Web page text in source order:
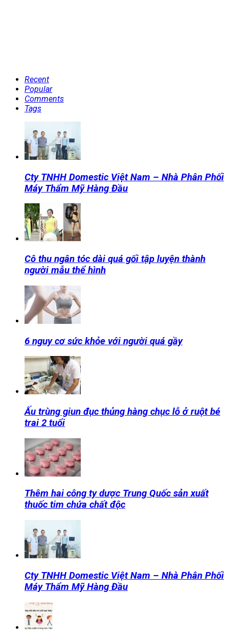
Recent
Popular
Comments
Tags
Cty TNHH Domestic Việt Nam – Nhà Phân Phối
Máy Thẩm Mỹ Hàng Đầu
Cô thu ngân tóc dài quá gối tập luyện thành
người mẫu thể hình
6 nguy cơ sức khỏe với người quá gầy
Ấu trùng giun đục thủng hàng chục lỗ ở ruột bé
trai 2 tuổi
Thêm hai công ty dược Trung Quốc sản xuất
thuốc tim chứa chất độc
Cty TNHH Domestic Việt Nam – Nhà Phân Phối
Máy Thẩm Mỹ Hàng Đầu